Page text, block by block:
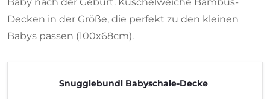
Decken in der Größe, die perfekt zu den kleinen
Babys passen (100x68cm).
Snugglebundl Babyschale-Decke